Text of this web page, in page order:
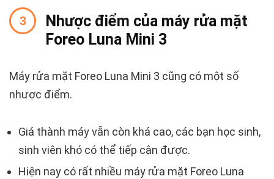
Nhược điểm của máy rửa mặt
Foreo Luna Mini 3
Máy rửa mặt Foreo Luna Mini 3 cũng có một số
nhược điểm.
Giá thành máy vẫn còn khá cao, các bạn học sinh,
sinh viên khó có thể tiếp cận được.
Hiện nay có rất nhiều máy rửa mặt Foreo Luna